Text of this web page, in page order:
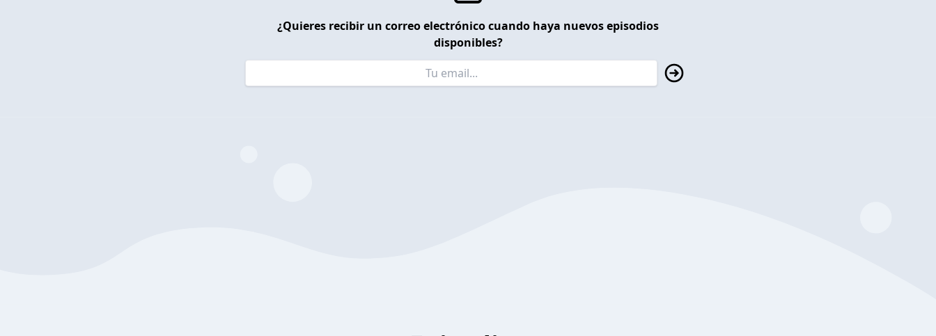
¿Quieres recibir un correo electrónico cuando haya nuevos episodios
disponibles?